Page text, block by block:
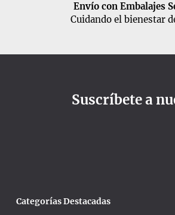
Envío con Embalajes
Cuidando el bienestar
Suscríbete a
Categorías Destacadas